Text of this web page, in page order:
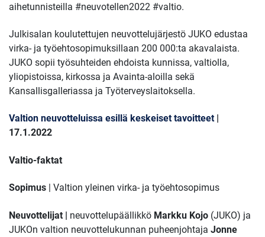
aihetunnisteilla #neuvotellen2022 #valtio.
Julkisalan koulutettujen neuvottelujärjestö JUKO edustaa
virka- ja työehtosopimuksillaan 200 000:ta akavalaista.
JUKO sopii työsuhteiden ehdoista kunnissa, valtiolla,
yliopistoissa, kirkossa ja Avainta-aloilla sekä
Kansallisgalleriassa ja Työterveyslaitoksella.
Valtion neuvotteluissa esillä keskeiset tavoitteet|
17.1.2022
Valtio-faktat
Sopimus | Valtion yleinen virka- ja työehtosopimus
Neuvottelijat | neuvottelupäällikkö Markku Kojo (JUKO) ja
JUKOn valtion neuvottelukunnan puheenjohtaja Jonne